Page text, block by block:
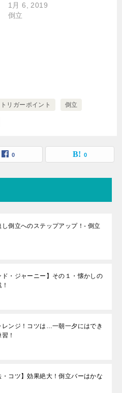
1月 6, 2019
倒立
トリガーポイント 倒立
0 0
倒立へのステップアップ！- 倒立
ド・ジャーニー】その１・懐かしの
レンジ！コツは…一朝一夕にはでき
！
・コツ】効果絶大！倒立バーはかな